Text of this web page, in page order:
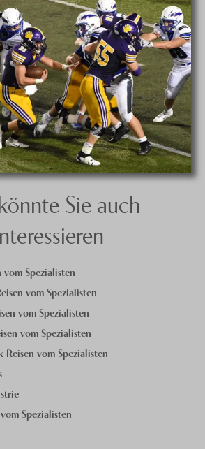
Sie auch
vom Spezialisten
vom Spezialisten
vom Spezialisten
vom Spezialisten
vom Spezialisten
Spezialisten